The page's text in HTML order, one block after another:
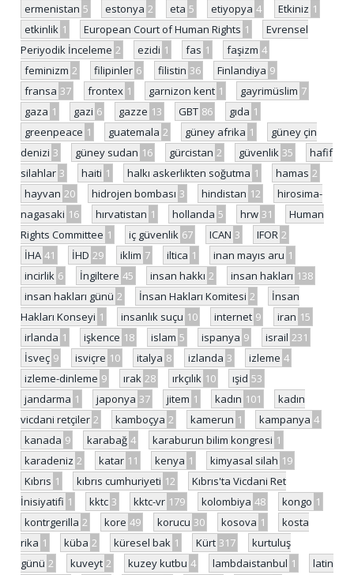
ermenistan 5 estonya 2 eta 5 etiyopya 4 Etkiniz 1
etkinlik 1 European Court of Human Rights 1
Evrensel
Periyodik İnceleme 2 ezidi 1 fas 1 faşizm 4
feminizm 2 filipinler 6 filistin 36 Finlandiya 9
fransa 37 frontex 1 garnizon kent 1 gayrimüslim 7
gaza 1 gazi 6 gazze 13 GBT 86 gıda 1
greenpeace 1 guatemala 2 güney afrika 1
güney çin
denizi 3 güney sudan 16 gürcistan 2 güvenlik 35
hafif
silahlar 3 haiti 1 halkı askerlikten soğutma 1 hamas 2
hayvan 20 hidrojen bombası 3 hindistan 12
hirosima-
nagasaki 16 hırvatistan 1 hollanda 5 hrw 31
Human
Rights Committee 1 iç güvenlik 67 ICAN 3 IFOR 2
İHA 41 İHD 29 iklim 7 iltica 1 inan mayıs aru 1
incirlik 6 İngiltere 45 insan hakkı 2 insan hakları 138
insan hakları günü 2 İnsan Hakları Komitesi 2
İnsan
Hakları Konseyi 1 insanlık suçu 10 internet 9 iran 15
irlanda 1 işkence 18 islam 5 ispanya 9 israil 231
İsveç 9 isviçre 10 italya 8 izlanda 3 izleme 4
izleme-dinleme 9 ırak 28 ırkçılık 10 ışid 53
jandarma 1 japonya 37 jitem 1 kadın 101
kadın
vicdani retçiler 2 kamboçya 2 kamerun 1 kampanya 4
kanada 9 karabağ 4 karaburun bilim kongresi 1
karadeniz 2 katar 11 kenya 1 kimyasal silah 19
Kıbrıs 1 kıbrıs cumhuriyeti 12
Kıbrıs'ta Vicdani Ret
İnisiyatifi 1 kktc 3 kktc-vr 179 kolombiya 48 kongo 1
kontrgerilla 2 kore 49 korucu 30 kosova 1
kosta
rika 1 küba 2 küresel bak 1 Kürt 317
kurtuluş
günü 2 kuveyt 2 kuzey kutbu 4 lambdaistanbul 1
latin